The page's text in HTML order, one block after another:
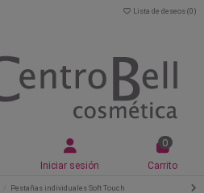
Lista de deseos (0 )
Iniciar sesión
0
Carrito
Pestañas individuales Soft Touch